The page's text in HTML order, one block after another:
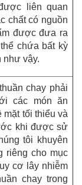
liên quan
chất có nguồn
được đưa ra
chứa bất kỳ
như vậy.
chay phải
các món ăn
mặt tối thiểu và
khi được sử
tôi khuyên
riêng cho mục
cơ lây nhiễm
chay trong